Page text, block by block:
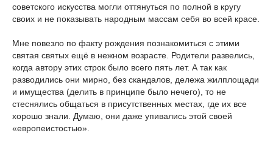
советского искусства могли оттянуться по полной в кругу
своих и не показывать народным массам себя во всей красе.
Мне повезло по факту рождения познакомиться с этими
святая святых ещё в нежном возрасте. Родители развелись,
когда автору этих строк было всего пять лет. А так как
разводились они мирно, без скандалов, дележа жилплощади
и имущества (делить в принципе было нечего), то не
стеснялись общаться в присутственных местах, где их все
хорошо знали. Думаю, они даже упивались этой своей
«европеистостью».